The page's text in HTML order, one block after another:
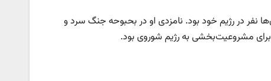
نفر در رژیم خود بود. نامزدی او در بحبوحه جنگ سرد و
مشروعیت‌بخشی به رژیم شوروی بود.